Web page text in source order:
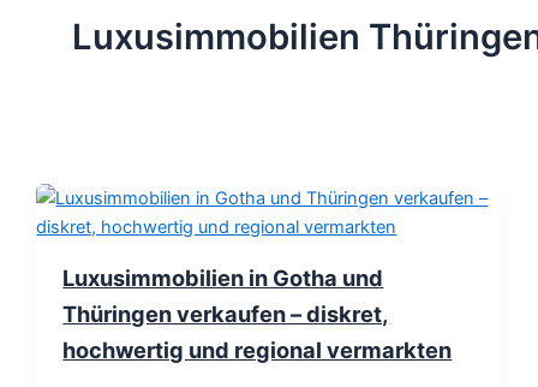
Luxusimmobilien
Luxusimmobilien in Gotha und
Thüringen verkaufen – diskret,
hochwertig und regional vermarkten